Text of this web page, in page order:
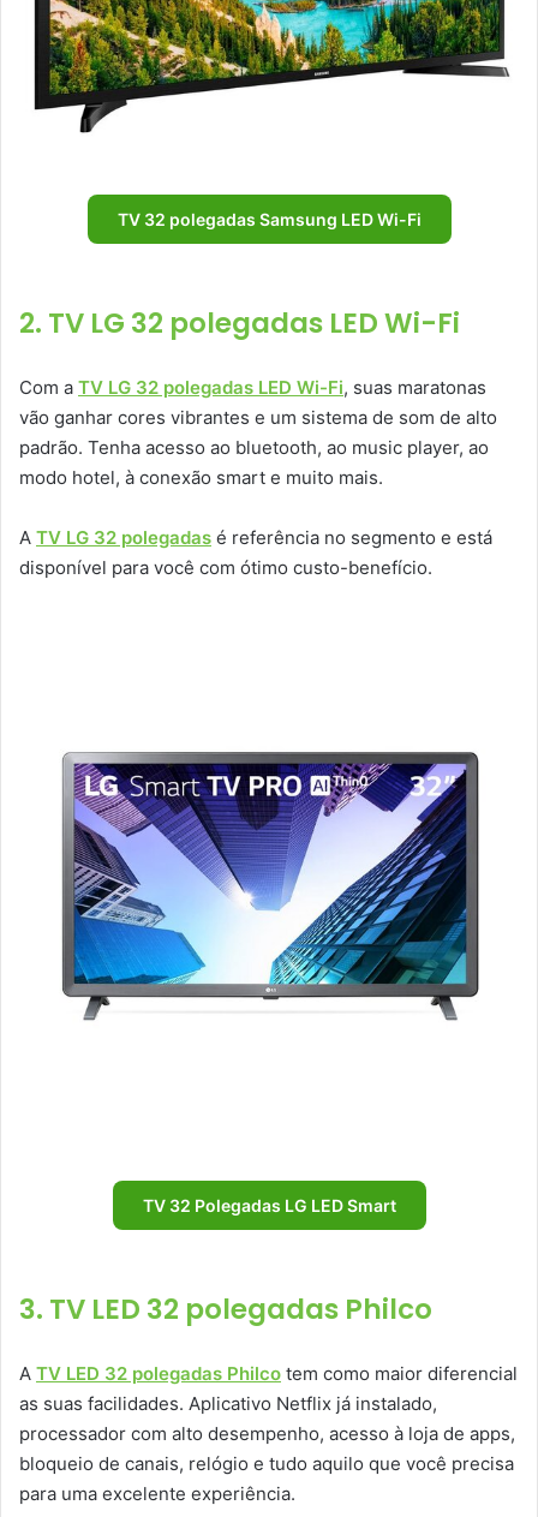
TV 32 polegadas Samsung LED Wi-Fi
2. TV LG 32 polegadas LED Wi-Fi
Com a TV LG 32 polegadas LED Wi-Fi, suas maratonas
vão ganhar cores vibrantes e um sistema de som de alto
padrão. Tenha acesso ao bluetooth, ao music player, ao
modo hotel, à conexão smart e muito mais.
A TV LG 32 polegadas é referência no segmento e está
disponível para você com ótimo custo-benefício.
TV 32 Polegadas LG LED Smart
3. TV LED 32 polegadas Philco
A TV LED 32 polegadas Philco tem como maior diferencial
as suas facilidades. Aplicativo Netflix já instalado,
processador com alto desempenho, acesso à loja de apps,
bloqueio de canais, relógio e tudo aquilo que você precisa
para uma excelente experiência.